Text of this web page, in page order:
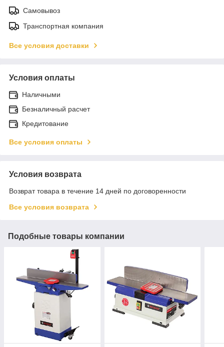
Самовывоз
Транспортная компания
Все условия доставки
Условия оплаты
Наличными
Безналичный расчет
Кредитование
Все условия оплаты
Условия возврата
Возврат товара в течение 14 дней по договоренности
Все условия возврата
Подобные товары компании